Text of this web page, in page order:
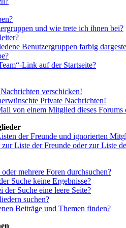
und wie trete ich ihnen bei?
Benutzergruppen farbig
Link auf der Startseite?
verschicken!
Private Nachrichten!
von einem Mitglied dieses Forums
der Freunde und ignorierten
Liste der Freunde oder zur Liste
mehrere Foren durchsuchen?
Suche keine Ergebnisse?
der Suche eine leere Seite?
suchen?
Beiträge und Themen finden?